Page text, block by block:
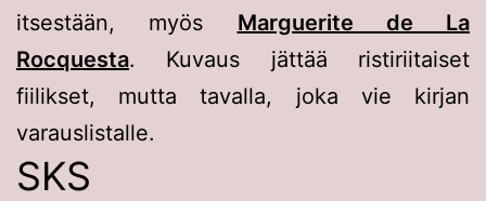
itsestään, myös Marguerite de La
Rocquesta. Kuvaus jättää ristiriitaiset
fiilikset, mutta tavalla, joka vie kirjan
varauslistalle.
SKS